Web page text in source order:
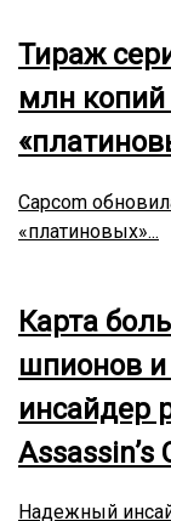
Тираж
млн
Capcom
«платиновых»...
Карта
шпионов
инсайдер
Assassin’s
Надежный